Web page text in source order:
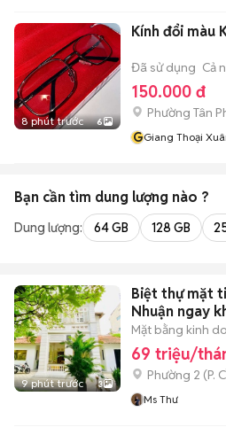
8 phút trước 6
Kính đổi màu
Đã sử dụng Cả
150.000 đ
Phường Tân
GGiang Thoại
Bạn cần tìm dung lượng nào ?
Dung lượng: 64 GB 128 GB
9 phút trước 3
Biệt thự mặt
Nhuận ngay
Mặt bằng kinh
69 triệu/
Phường 2 (P.
Ms Thư